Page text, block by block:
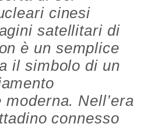
cinesi
satellitari di
è un semplice
il simbolo di un
moderna. Nell’era
connesso